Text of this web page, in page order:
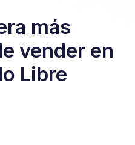
más
vender en
Libre